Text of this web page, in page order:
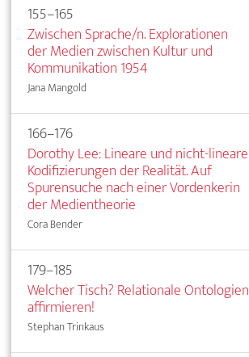
155–165
Zwischen Sprache/n. Explorationen
der Medien zwischen Kultur und
Kommunikation 1954
Jana Mangold
166–176
Dorothy Lee: Lineare und nicht-lineare
Kodifizierungen der Realität. Auf
Spurensuche nach einer Vordenkerin
der Medientheorie
Cora Bender
179–185
Welcher Tisch? Relationale Ontologien
affirmieren!
Stephan Trinkaus